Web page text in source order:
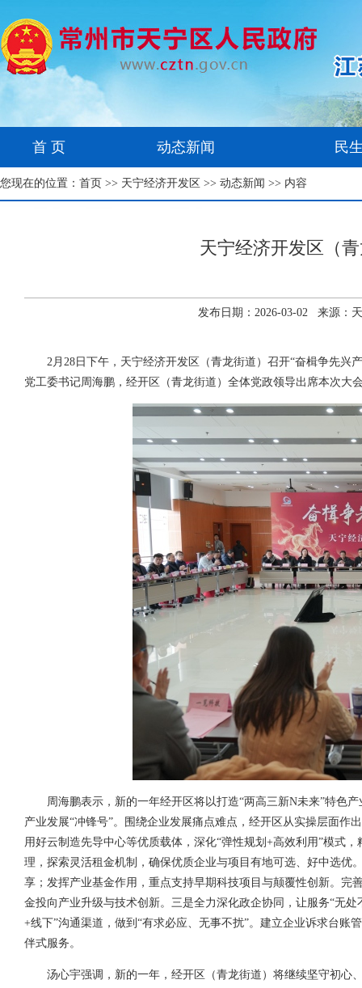
首 页 动态新闻 民
您现在的位置： 首页 >> 天宁经济开发区 >> 动态新闻 >> 内容
天宁经济开发区（
发布日期：2026-03-02 来源：
2月28日下午，天宁经济开发区（青龙街道）召开“奋楫争先
党工委书记周海鹏，经开区（青龙街道）全体党政领导出席本次大
周海鹏表示，新的一年经开区将以打造“两高三新N未来”特色
产业发展“冲锋号”。
围绕企业发展痛点难点，经开区从实操层面作
用好云制造先导中心等优质载体，深化“弹性规划+高效利用”模式
理，探索灵活租金机制，确保优质企业与项目有地可选、好中选优
享；发挥产业基金作用，重点支持早期科技项目与颠覆性创新。完
金投向产业升级与技术创新。 三是全力深化政企协同，让服务“无
+线下”沟通渠道，做到“有求必应、无事不扰”。建立企业诉求台账
伴式服务。
汤心宇强调，新的一年，经开区（青龙街道）将继续坚守初心